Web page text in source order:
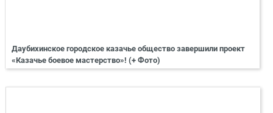
Даубихинское городское казачье общество завершили проект
«Казачье боевое мастерство»! (+ Фото)